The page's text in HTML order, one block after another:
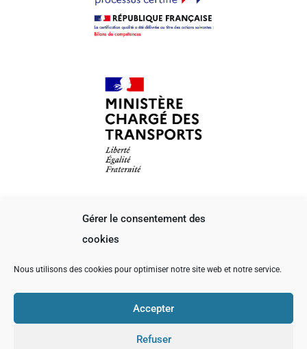
Gérer le consentement des
cookies
Nous utilisons des cookies pour optimiser notre site web et notre service.
Accepter
Refuser
2021 © Cabinet Dubois Pychologie | Conception